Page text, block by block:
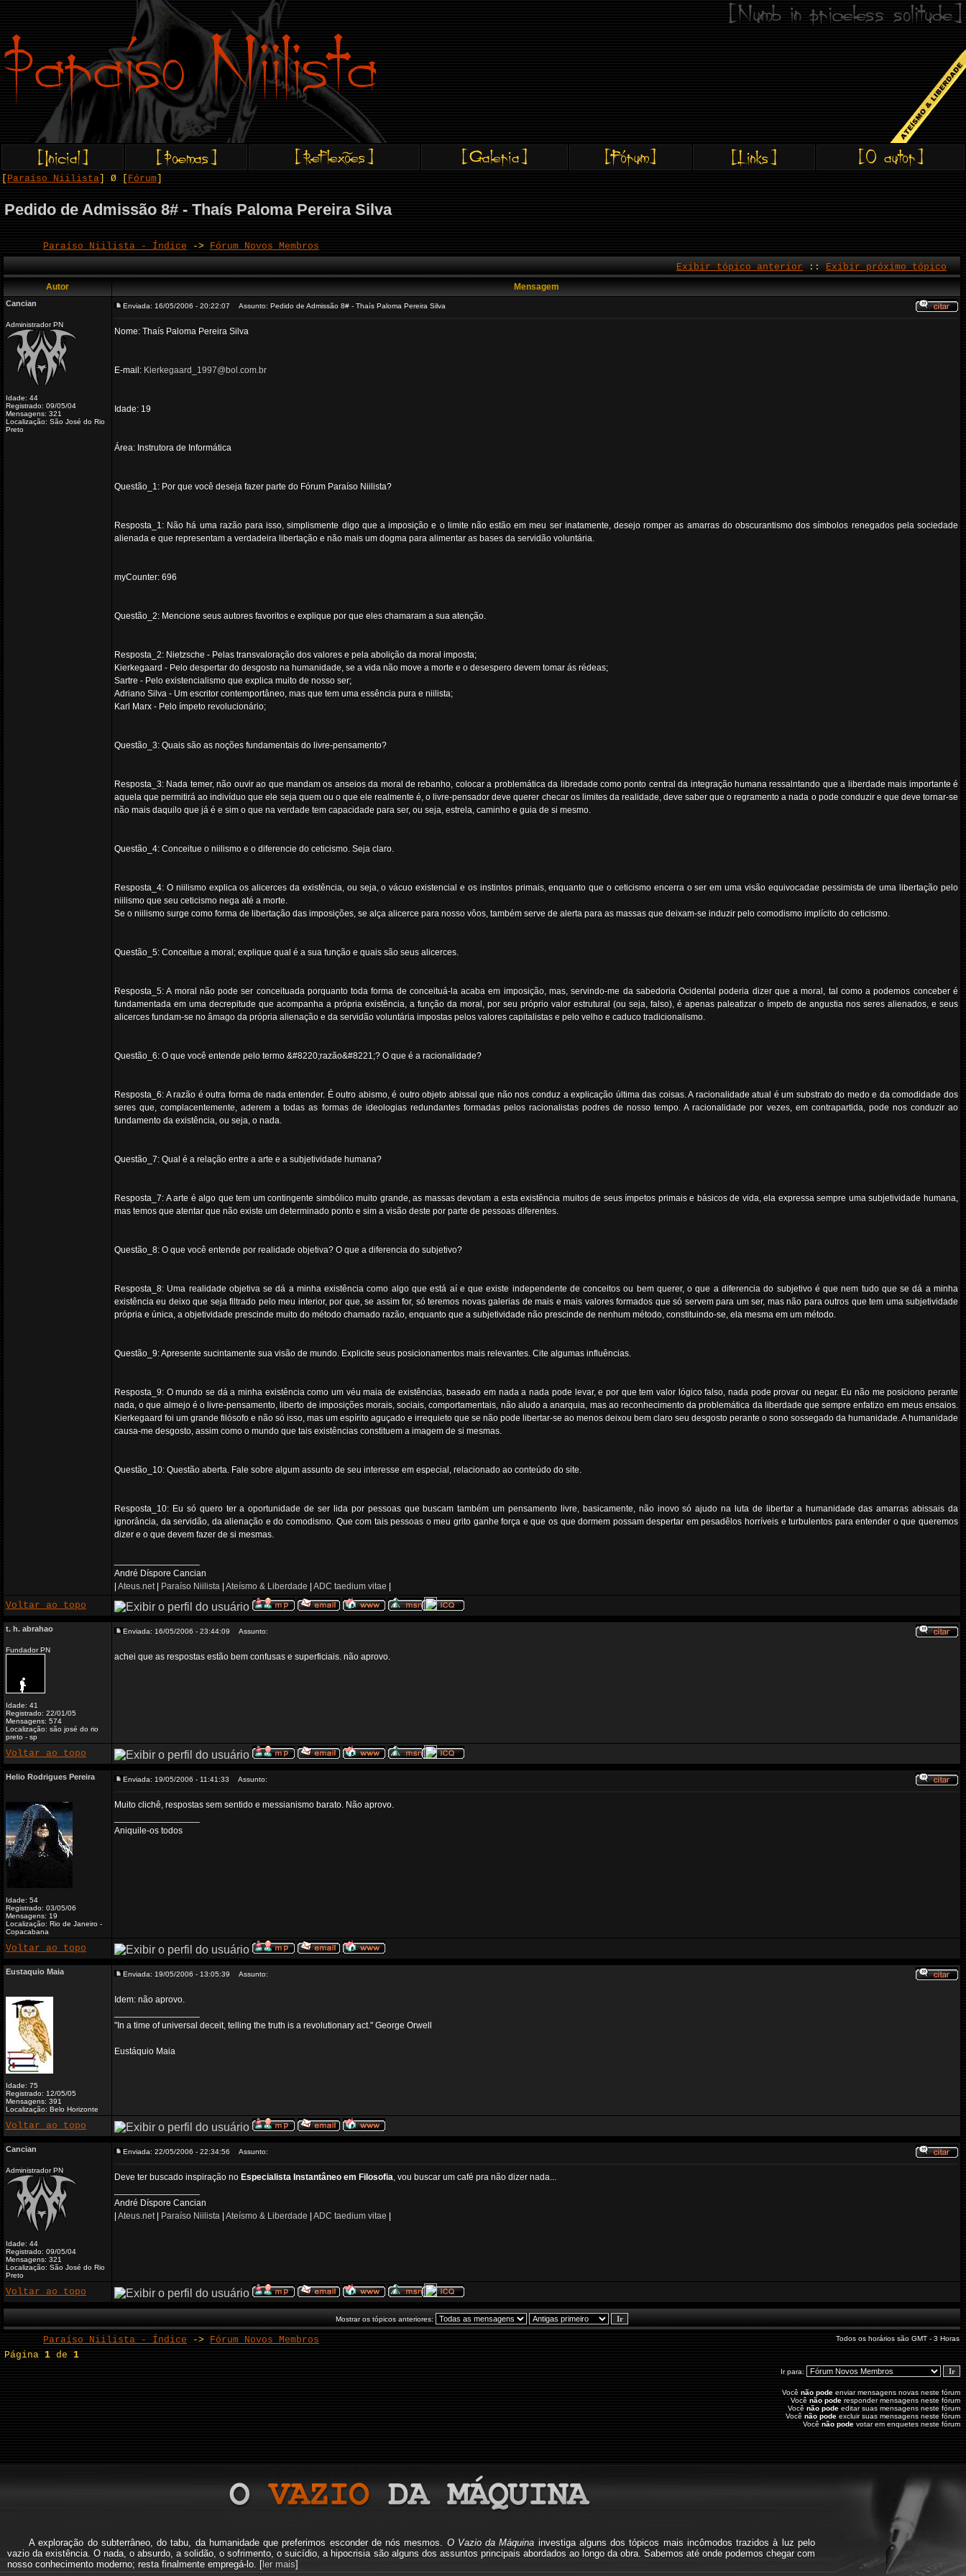
Paraíso Niilista ] Ø [ Fórum
Pedido de Admissão 8# - Thaís Paloma Pereira Silva
Paraíso Niilista - Índice -> Fórum Novos Membros
Exibir tópico anterior :: Exibir próximo tópico
Autor Mensagem
Cancian
Administrador PN
Idade: 44
Registrado: 09/05/04
Mensagens: 321
Localização: São José do Rio
Preto
Enviada: 16/05/2006 - 20:22:07 Assunto: Pedido de Admissão 8# - Thaís Paloma Pereira Silva
Nome: Thaís Paloma Pereira Silva
E-mail: Kierkegaard_1997@bol.com.br
Idade: 19
Área: Instrutora de Informática
Questão_1: Por que você deseja fazer parte do Fórum Paraíso Niilista?
Resposta_1: Não há uma razão para isso, simplismente digo que a imposição e o limite não estão em meu ser inatamente, desejo romper as amarras do obscurantismo dos símbolos renegados pela sociedade
alienada e que representam a verdadeira libertação e não mais um dogma para alimentar as bases da servidão voluntária.
myCounter: 696
Questão_2: Mencione seus autores favoritos e explique por que eles chamaram a sua atenção.
Resposta_2: Nietzsche - Pelas transvaloração dos valores e pela abolição da moral imposta;
Kierkegaard - Pelo despertar do desgosto na humanidade, se a vida não move a morte e o desespero devem tomar ás rédeas;
Sartre - Pelo existencialismo que explica muito de nosso ser;
Adriano Silva - Um escritor contemportâneo, mas que tem uma essência pura e niilista;
Karl Marx - Pelo ímpeto revolucionário;
Questão_3: Quais são as noções fundamentais do livre-pensamento?
Resposta_3: Nada temer, não ouvir ao que mandam os anseios da moral de rebanho, colocar a problemática da libredade como ponto central da integração humana ressalntando que a liberdade mais importante é
aquela que permitirá ao indivíduo que ele seja quem ou o que ele realmente é, o livre-pensador deve querer checar os limites da realidade, deve saber que o regramento a nada o pode conduzir e que deve tornar-se
não mais daquilo que já é e sim o que na verdade tem capacidade para ser, ou seja, estrela, caminho e guia de si mesmo.
Questão_4: Conceitue o niilismo e o diferencie do ceticismo. Seja claro.
Resposta_4: O niilismo explica os alicerces da existência, ou seja, o vácuo existencial e os instintos primais, enquanto que o ceticismo encerra o ser em uma visão equivocadae pessimista de uma libertação pelo
niilismo que seu ceticismo nega até a morte.
Se o niilismo surge como forma de libertação das imposições, se alça alicerce para nosso vôos, também serve de alerta para as massas que deixam-se induzir pelo comodismo implícito do ceticismo.
Questão_5: Conceitue a moral; explique qual é a sua função e quais são seus alicerces.
Resposta_5: A moral não pode ser conceituada porquanto toda forma de conceituá-la acaba em imposição, mas, servindo-me da sabedoria Ocidental poderia dizer que a moral, tal como a podemos conceber é
fundamentada em uma decrepitude que acompanha a própria existência, a função da moral, por seu próprio valor estrutural (ou seja, falso), é apenas paleatizar o ímpeto de angustia nos seres alienados, e seus
alicerces fundam-se no âmago da própria alienação e da servidão voluntária impostas pelos valores capitalistas e pelo velho e caduco tradicionalismo.
Questão_6: O que você entende pelo termo &#8220;razão&#8221;? O que é a racionalidade?
Resposta_6: A razão é outra forma de nada entender. É outro abismo, é outro objeto abissal que não nos conduz a explicação última das coisas. A racionalidade atual é um substrato do medo e da comodidade dos
seres que, complacentemente, aderem a todas as formas de ideologias redundantes formadas pelos racionalistas podres de nosso tempo. A racionalidade por vezes, em contrapartida, pode nos conduzir ao
fundamento da existência, ou seja, o nada.
Questão_7: Qual é a relação entre a arte e a subjetividade humana?
Resposta_7: A arte é algo que tem um contingente simbólico muito grande, as massas devotam a esta existência muitos de seus ímpetos primais e básicos de vida, ela expressa sempre uma subjetividade humana,
mas temos que atentar que não existe um determinado ponto e sim a visão deste por parte de pessoas diferentes.
Questão_8: O que você entende por realidade objetiva? O que a diferencia do subjetivo?
Resposta_8: Uma realidade objetiva se dá a minha existência como algo que está aí e que existe independente de conceitos ou bem querer, o que a diferencia do subjetivo é que nem tudo que se dá a minha
existência eu deixo que seja filtrado pelo meu interior, por que, se assim for, só teremos novas galerias de mais e mais valores formados que só servem para um ser, mas não para outros que tem uma subjetividade
própria e única, a objetividade prescinde muito do método chamado razão, enquanto que a subjetividade não prescinde de nenhum método, constituindo-se, ela mesma em um método.
Questão_9: Apresente sucintamente sua visão de mundo. Explicite seus posicionamentos mais relevantes. Cite algumas influências.
Resposta_9: O mundo se dá a minha existência como um véu maia de existências, baseado em nada a nada pode levar, e por que tem valor lógico falso, nada pode provar ou negar. Eu não me posiciono perante
nada, o que almejo é o livre-pensamento, liberto de imposições morais, sociais, comportamentais, não aludo a anarquia, mas ao reconhecimento da problemática da liberdade que sempre enfatizo em meus ensaios.
Kierkegaard foi um grande filósofo e não só isso, mas um espírito aguçado e irrequieto que se não pode libertar-se ao menos deixou bem claro seu desgosto perante o sono sossegado da humanidade. A humanidade
causa-me desgosto, assim como o mundo que tais existências constituem a imagem de si mesmas.
Questão_10: Questão aberta. Fale sobre algum assunto de seu interesse em especial, relacionado ao conteúdo do site.
Resposta_10: Eu só quero ter a oportunidade de ser lida por pessoas que buscam também um pensamento livre, basicamente, não inovo só ajudo na luta de libertar a humanidade das amarras abissais da
ignorância, da servidão, da alienação e do comodismo. Que com tais pessoas o meu grito ganhe força e que os que dormem possam despertar em pesadêlos horríveis e turbulentos para entender o que queremos
dizer e o que devem fazer de si mesmas.
André Díspore Cancian
Ateus.net| Paraíso Niilista Ateísmo & Liberdade ADC taedium vitae
Voltar ao topo
t. h. abrahao
Fundador PN
Idade: 41
Registrado: 22/01/05
Mensagens: 574
Localização: são josé do rio
preto - sp
Enviada: 16/05/2006 - 23:44:09 Assunto:
achei que as respostas estão bem confusas e superficiais. não aprovo.
Voltar ao topo
Helio Rodrigues Pereira
Idade: 54
Registrado: 03/05/06
Mensagens: 19
Localização: Rio de Janeiro -
Copacabana
Enviada: 19/05/2006 - 11:41:33 Assunto:
Muito clichê, respostas sem sentido e messianismo barato. Não aprovo.
Aniquile-os todos
Voltar ao topo
Eustaquio Maia
Idade: 75
Registrado: 12/05/05
Mensagens: 391
Localização: Belo Horizonte
Enviada: 19/05/2006 - 13:05:39 Assunto:
Idem: não aprovo.
"In a time of universal deceit, telling the truth is a revolutionary act." George Orwell
Eustáquio Maia
Voltar ao topo
Cancian
Administrador PN
Idade: 44
Registrado: 09/05/04
Mensagens: 321
Localização: São José do Rio
Preto
Enviada: 22/05/2006 - 22:34:56 Assunto:
Deve ter buscado inspiração no Especialista Instantâneo em Filosofia, vou buscar um café pra não dizer nada...
André Díspore Cancian
Ateus.net| Paraíso Niilista Ateísmo & Liberdade ADC taedium vitae
Voltar ao topo
Mostrar os tópicos anteriores:
Paraíso Niilista - Índice -> Fórum Novos Membros Todos os horários são GMT - 3 Horas
Página1 de1
Ir para:
Vocênão pode enviar mensagens novas neste fórum
Vocênão pode responder mensagens neste fórum
Vocênão pode editar suas mensagens neste fórum
Vocênão pode excluir suas mensagens neste fórum
Vocênão pode votar em enquetes neste fórum
A exploração do subterrâneo, do tabu, da humanidade que preferimos esconder de nós mesmos. O Vazio da Máquina investiga alguns dos tópicos mais incômodos trazidos à luz pelo
vazio da existência. O nada, o absurdo, a solidão, o sofrimento, o suicídio, a hipocrisia são alguns dos assuntos principais abordados ao longo da obra. Sabemos até onde podemos chegar com
nosso conhecimento moderno; resta finalmente empregá-lo. [ler mais]